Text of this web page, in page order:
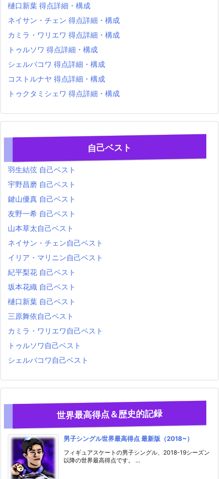
樋口新葉 得点詳細・構成
ネイサン・チェン 得点詳細・構成
カミラ・ワリエワ 得点詳細・構成
トゥルソワ 得点詳細・構成
シェルバコワ 得点詳細・構成
コストルナヤ 得点詳細・構成
トゥクタミシェワ 得点詳細・構成
自己ベスト
羽生結弦 自己ベスト
宇野昌磨 自己ベスト
鍵山優真 自己ベスト
友野一希 自己ベスト
山本草太自己ベスト
ネイサン・チェン自己ベスト
イリア・マリニン自己ベスト
紀平梨花 自己ベスト
坂本花織 自己ベスト
樋口新葉 自己ベスト
三原舞依自己ベスト
カミラ・ワリエワ自己ベスト
トゥルソワ自己ベスト
シェルバコワ自己ベスト
世界最高得点＆歴史的記録
男子シングル世界最高得点 最新版（2018~）
フィギュアスケートの男子シングル、2018-19シーズン
以降の世界最高得点です。 …